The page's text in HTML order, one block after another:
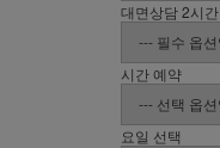
대면상담 2시간
시간 예약
요일 선택